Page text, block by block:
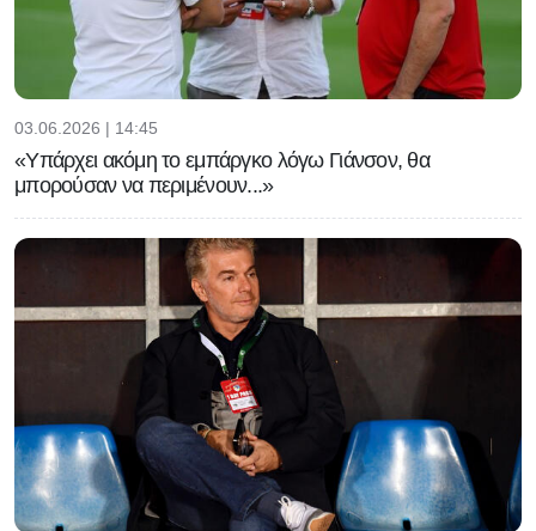
03.06.2026 | 14:45
«Υπάρχει ακόμη το εμπάργκο λόγω Γιάνσον, θα
μπορούσαν να περιμένουν...»